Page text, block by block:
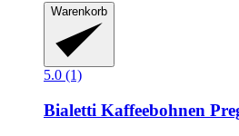
Warenkorb
5.0 (1)
Bialetti Kaffeebohnen